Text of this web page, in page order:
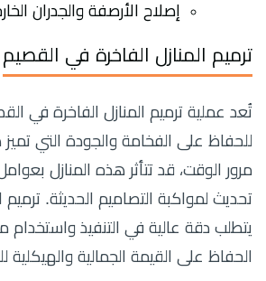
إصلاح الأرصفة والجدران
ترميم المنازل الفاخرة في القصيم
تُعد عملية ترميم المنازل الفاخرة في
للحفاظ على الفخامة والجودة التي
مرور الوقت، قد تتأثر هذه المنازل
تحديث لمواكبة التصاميم الحديثة. ترميم
يتطلب دقة عالية في التنفيذ واستخدام
الحفاظ على القيمة الجمالية والهيكلية